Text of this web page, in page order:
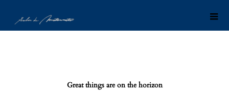
Great things are on the horizon